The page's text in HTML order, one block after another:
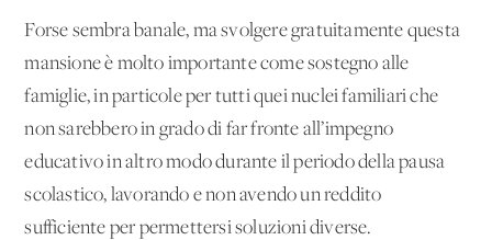
Forse sembra banale, ma svolgere gratuitamente questa
mansione è molto importante come sostegno alle
famiglie, in particole per tutti quei nuclei familiari che
non sarebbero in grado di far fronte all’impegno
educativo in altro modo durante il periodo della pausa
scolastico, lavorando e non avendo un reddito
sufficiente per permettersi soluzioni diverse.